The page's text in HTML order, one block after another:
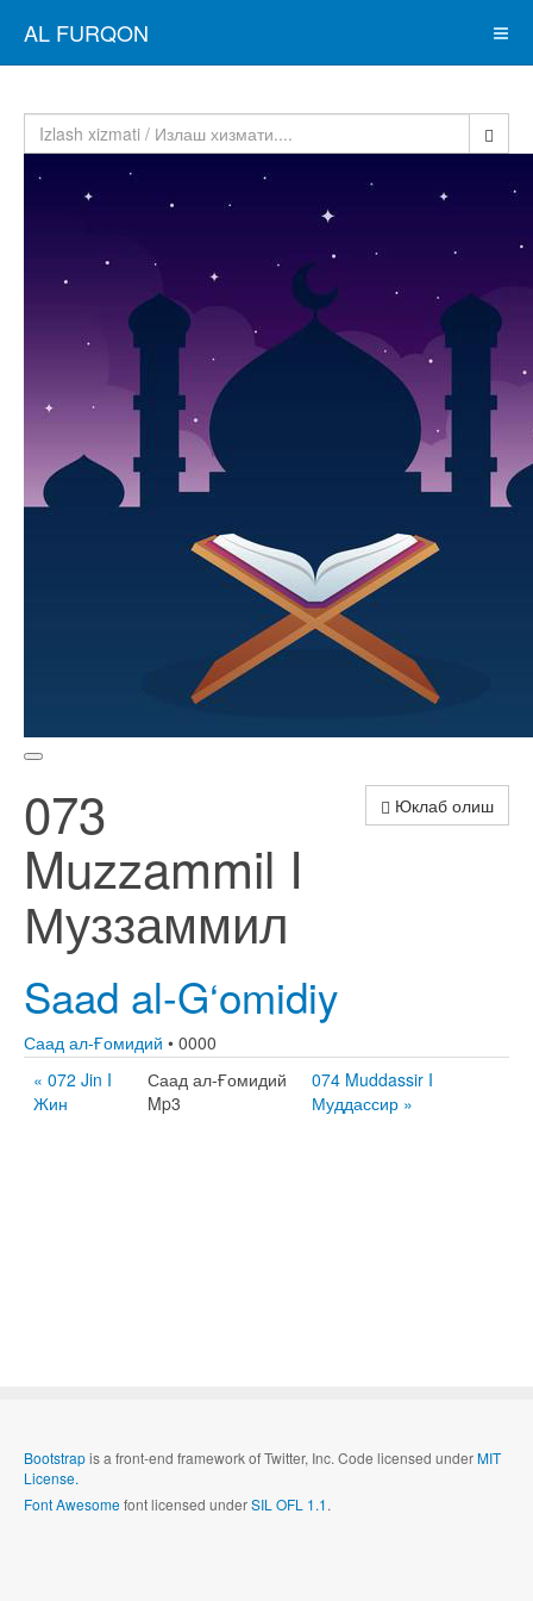
AL FURQON
Юклаб олиш
073
Muzzammil I
Муззаммил
Saad al-G‘omidiy
Саад ал-Ғомидий • 0000
« 072 Jin I
Жин
Саад ал-Ғомидий
Mp3
074 Muddassir I
Муддассир »
Bootstrapis a front-end framework of Twitter, Inc. Code licensed underMIT
License.
Font Awesomefont licensed underSIL OFL 1.1.